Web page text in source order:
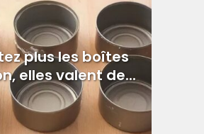
plus les boîtes
elles valent de...